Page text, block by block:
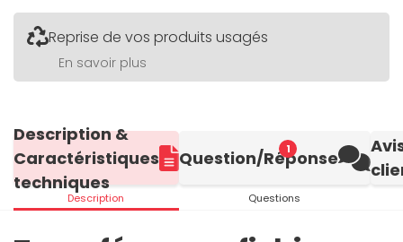
Reprise de vos produits usagés
En savoir plus
Description &
Caractéristiques
techniques
Description
1
Question/Réponse
Questions